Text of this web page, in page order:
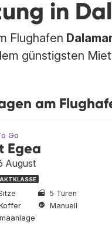
in
Flughafen
günstigsten
am
Go
Egea
August
5 Türen
Manuell